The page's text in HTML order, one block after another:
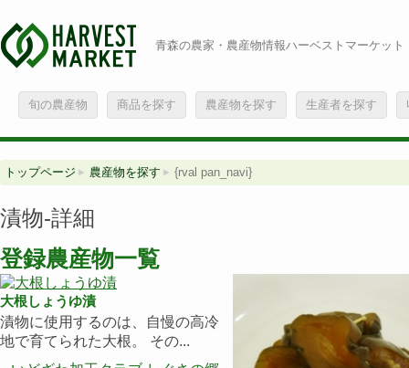
青森の農家・農産物情報ハーベストマーケット
旬の農産物 商品を探す 農産物を探す 生産者を探す
トップページ 農産物を探す {rval pan_navi}
漬物-詳細
登録農産物一覧
大根しょうゆ漬
漬物に使用するのは、自慢の高冷
地で育てられた大根。 その...